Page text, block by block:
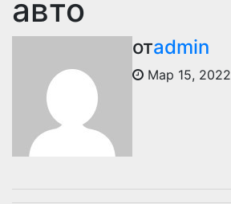
авто
отadmin
Мар 15, 2022